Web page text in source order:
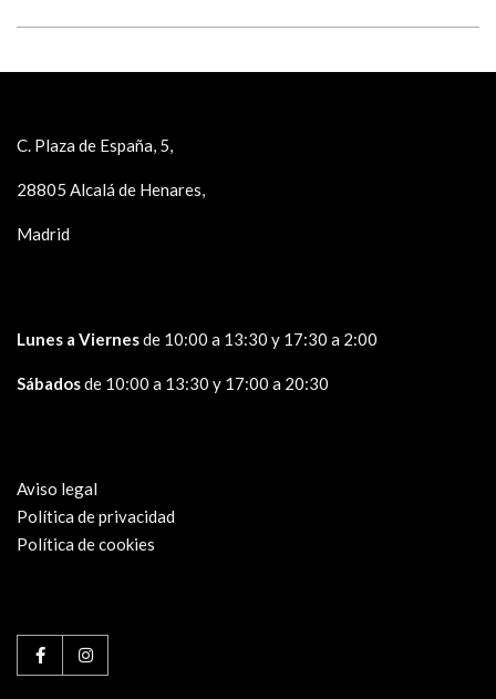
C. Plaza de España, 5,
28805 Alcalá de Henares,
Madrid
Lunes a Viernesde 10:00 a 13:30 y 17:30 a 2:00
Sábadosde 10:00 a 13:30 y 17:00 a 20:30
Aviso legal
Política de privacidad
Política de cookies